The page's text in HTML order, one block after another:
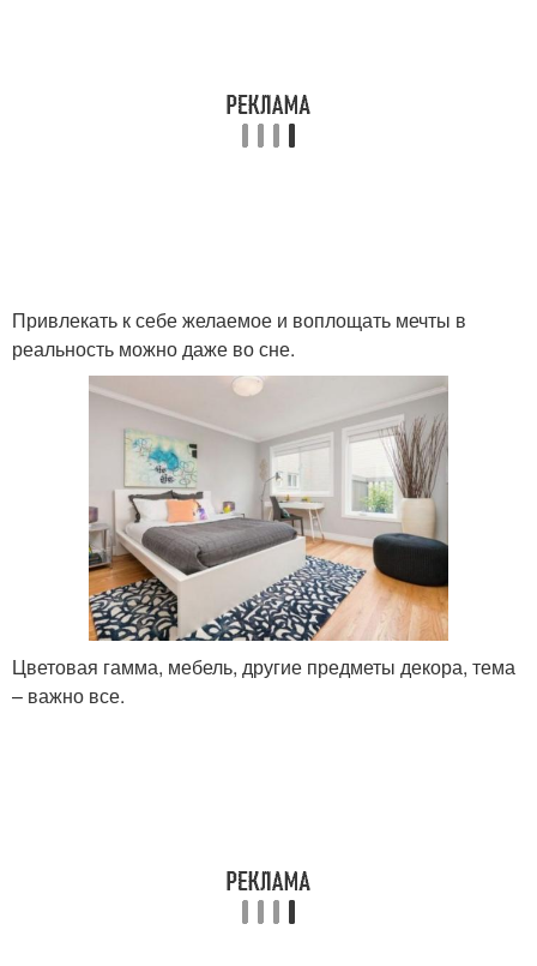
Привлекать к себе желаемое и воплощать мечты в
реальность можно даже во сне.
Цветовая гамма, мебель, другие предметы декора, тема
– важно все.